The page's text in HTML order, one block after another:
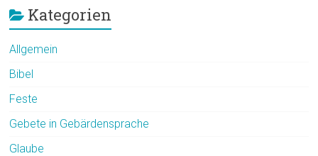
Kategorien
Allgemein
Bibel
Feste
Gebete in Gebärdensprache
Glaube